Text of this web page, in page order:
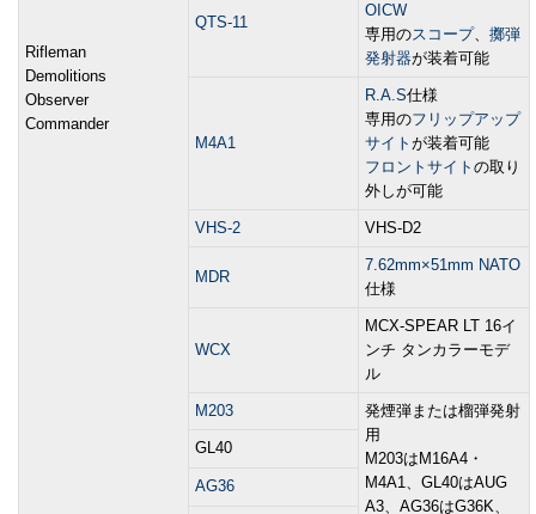
Rifleman
Demolitions
Observer
Commander
QTS-11
OICW
専用のスコープ、 擲弾
発射器が装着可能
M4A1
R.A.S仕様
専用のフリップアップ
サイト が装着可能
フロントサイト の取り
外しが可能
VHS-2 VHS-D2
MDR
7.62mm×51mm NATO
仕様
WCX
MCX-SPEAR LT 16イ
ンチ タンカラーモデ
ル
M203
発煙弾または榴弾発射
用
M203はM16A4・
M4A1、GL40はAUG
A3、AG36はG36K、
GL40
AG36